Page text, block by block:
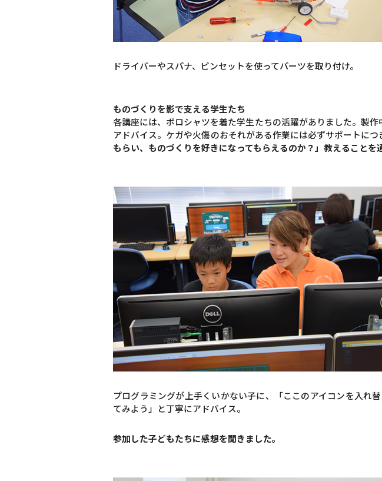
ドライバーやスパナ、ピンセットを使ってパーツを取り付け。
ものづくりを影で支える学生たち
各講座には、ポロシャツを着た学生たちの活躍がありました。製
アドバイス。ケガや火傷のおそれがある作業には必ずサポートにつ
もらい、ものづくりを好きになってもらえるのか？」教えることを
プログラミングが上手くいかない子に、「ここのアイコンを入れ
てみよう」と丁寧にアドバイス。
参加した子どもたちに感想を聞きました。